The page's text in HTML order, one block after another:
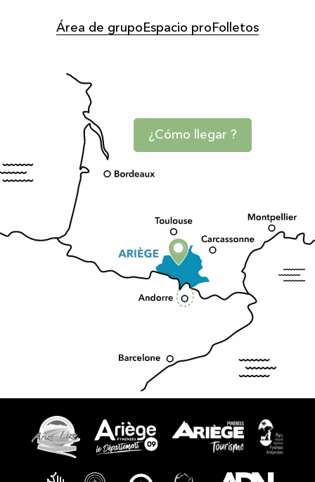
Área de grupo Espacio pro Folletos
¿Cómo llegar ?